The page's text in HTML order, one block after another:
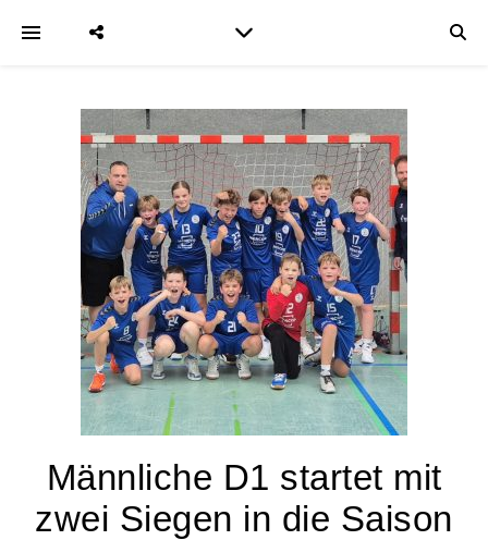
Männliche D1 startet mit
zwei Siegen in die Saison​